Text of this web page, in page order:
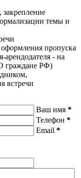
закрепление
темы и
пропуска
- на
граждане РФ)
встречи
Ваш имя *
Телефон *
Email *